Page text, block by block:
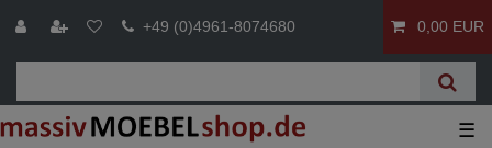
+49 (0)4961-8074680 0,00 EUR
☰